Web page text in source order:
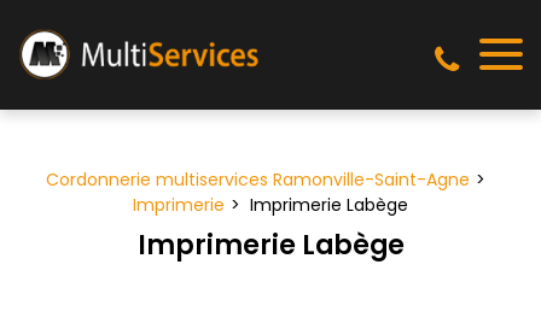
Cordonnerie multiservices Ramonville-Saint-Agne
Imprimerie
Imprimerie Labège
Imprimerie Labège